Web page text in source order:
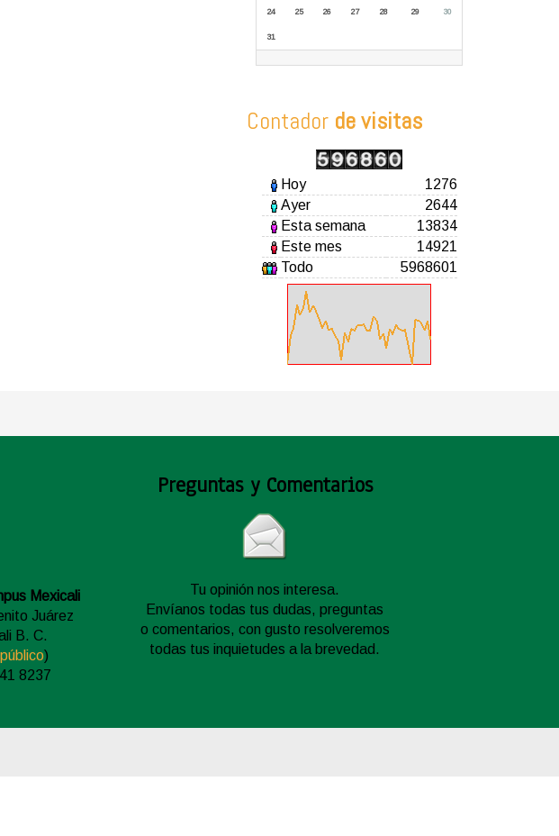
24 25 26 27 28 29 30
31
Contador de visitas
Hoy
1276
Ayer
2644
Esta semana
13834
Este mes
14921
Todo
5968601
Mexicali
Juárez
B. C.
)
8237
Preguntas y Comentarios
Tu opinión nos interesa.
Envíanos todas tus dudas, preguntas
o comentarios, con gusto resolveremos
todas tus inquietudes a la brevedad.